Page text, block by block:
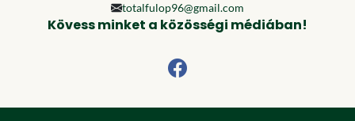
totalfulop96@gmail.com
Kövess minket a közösségi médiában!